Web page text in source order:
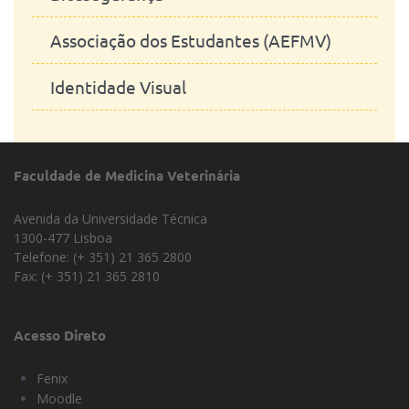
Docentes
Investigadores
Regulamentos
Prémios Institucionais
Responsabilidade Social - Igualdade
e Inclusão
Corrupção (RGPC)
Subvenções e Benefícios Públicos
Associação dos Estudantes (AEFMV)
Identidade Visual
Faculdade de Medicina Veterinária
Avenida da Universidade Técnica
1300-477 Lisboa
Telefone: (+ 351) 21 365 2800
Fax: (+ 351) 21 365 2810
Acesso Direto
Fenix
Moodle